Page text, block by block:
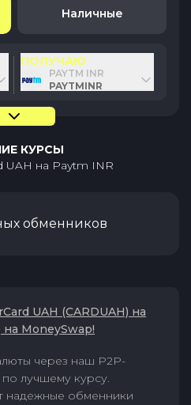
Наличные
ПОЛУЧАЮ
PAYTM INR
PAYTMINR
КУРСЫ
UAH на Paytm INR
обменников
UAH (CARDUAH) на
на MoneySwap!
через наш P2P-
лучшему курсу.
надежные обменники